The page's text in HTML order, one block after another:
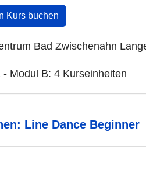
Kurs buchen
Bad Zwischenahn
- Modul B: 4 Kurseinheiten
Line Dance Beginner